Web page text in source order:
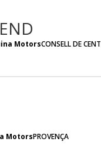
MotorsCONSELL DE CENT
MotorsPROVENÇA